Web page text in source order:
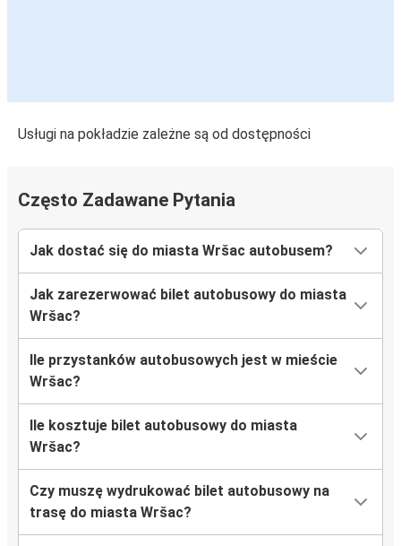
Usługi na pokładzie zależne są od dostępności
Często Zadawane Pytania
Jak dostać się do miasta Wršac autobusem?
Jak zarezerwować bilet autobusowy do miasta
Wršac?
Ile przystanków autobusowych jest w mieście
Wršac?
Ile kosztuje bilet autobusowy do miasta
Wršac?
Czy muszę wydrukować bilet autobusowy na
trasę do miasta Wršac?